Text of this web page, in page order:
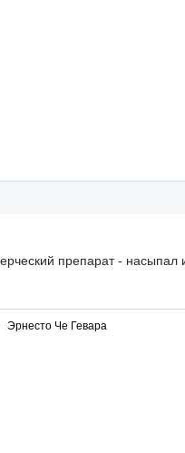
препарат - насыпал
Эрнесто Че Гевара